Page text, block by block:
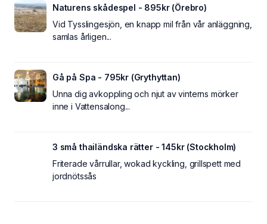
Naturens skådespel - 895kr (Örebro)
Vid Tysslingesjön, en knapp mil från vår anläggning,
samlas årligen...
Gå på Spa - 795kr (Grythyttan)
Unna dig avkoppling och njut av vinterns mörker
inne i Vattensalong...
3 små thailändska rätter - 145kr (Stockholm)
Friterade vårrullar, wokad kyckling, grillspett med
jordnötssås